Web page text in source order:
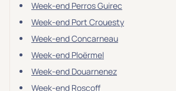
Week-end Perros Guirec
Week-end Port Crouesty
Week-end Concarneau
Week-end Ploërmel
Week-end Douarnenez
Week-end Roscoff